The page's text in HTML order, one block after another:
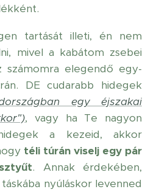
tartását illeti, én nem
mivel a kabátom zsebei
elegendő egy-
DE cudarabb hidegek
egy éjszakai
, vagy ha Te nagyon
a kezeid, akkor
téli túrán viselj egy pár
. Annak érdekében,
nyúláskor levenned